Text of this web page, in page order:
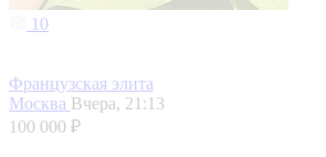
10
Французская элита
Москва Вчера, 21:13
100 000 ₽